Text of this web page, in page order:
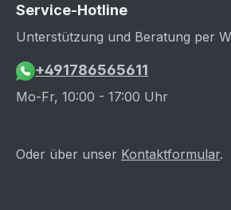
Service-Hotline
Unterstützung und Beratung per
+491786565611
Mo-Fr, 10:00 - 17:00 Uhr
Oder über unser Kontaktformular.